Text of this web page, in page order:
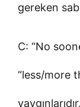
gereken
C: “No
“less/more
yaygınlarıdır.